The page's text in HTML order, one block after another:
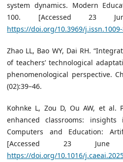
system dynamics. Modern
100. [Accessed 23
https://doi.org/10.3969/
Zhao LL, Bao WY, Dai RH.
of teachers’ technological
phenomenological perspective.
(02):39–46.
Kohnke L, Zou D, Ou AW, et al.
enhanced classrooms:
Computers and Education:
[Accessed 23
https://doi.org/10.1016/